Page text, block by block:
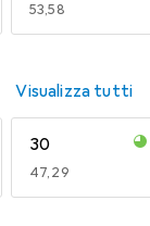
EUR
53,58
Visualizza tutti
30
EUR
47,29